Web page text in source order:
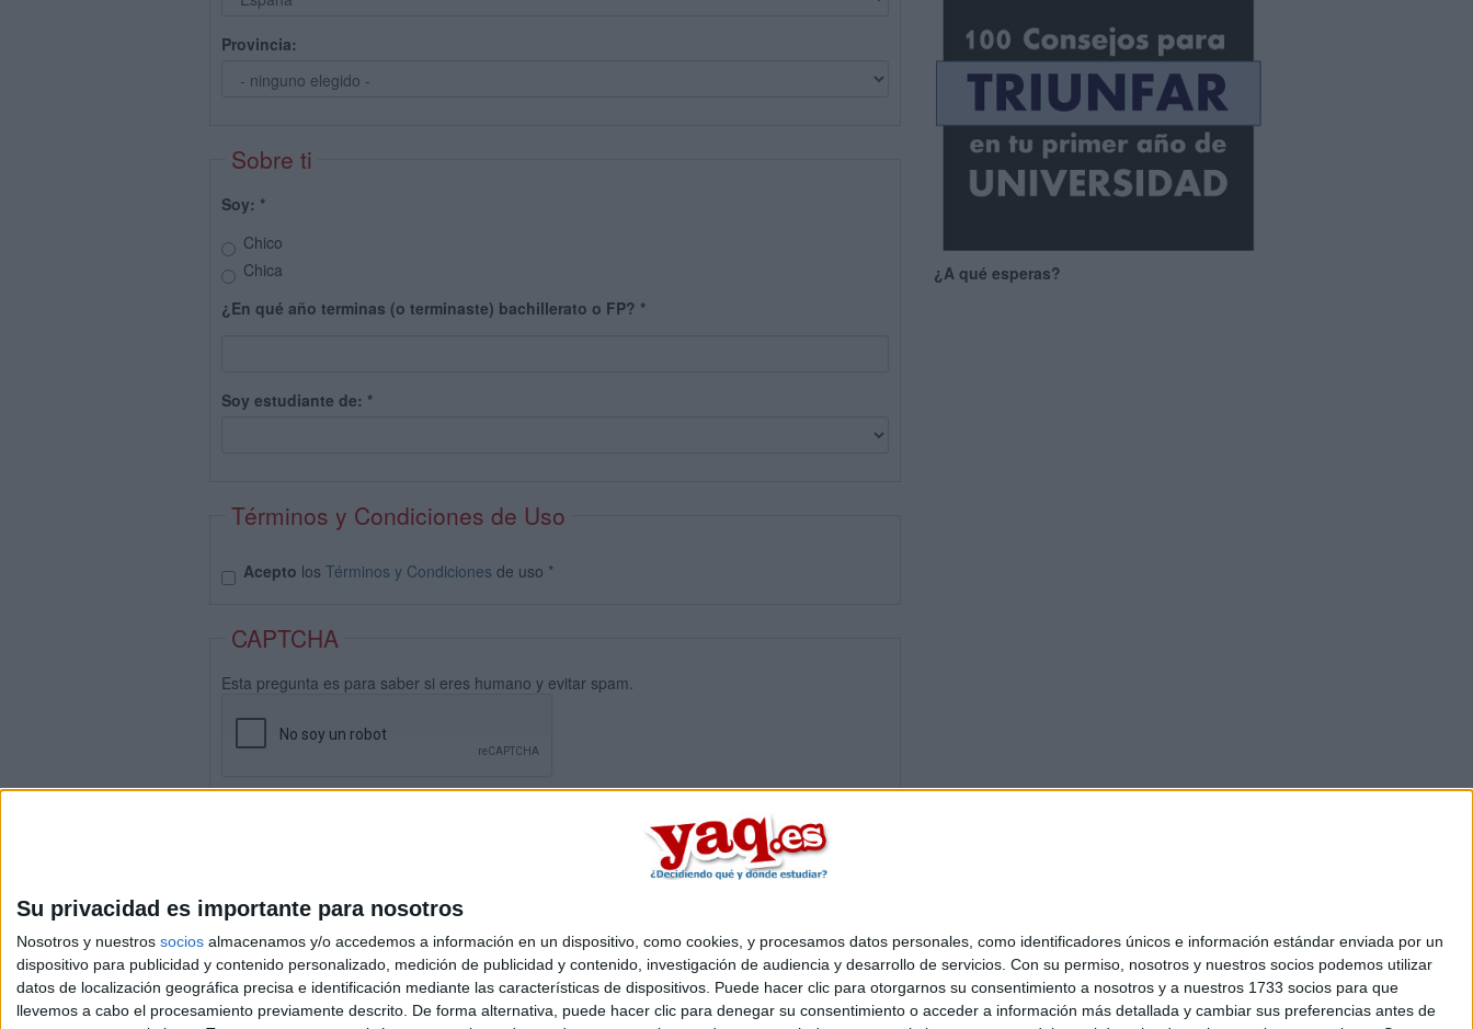
Su privacidad es importante para nosotros
Nosotros y nuestros socios almacenamos y/o accedemos a información en un dispositivo, como cookies, y procesamos datos personales, como identificadores únicos e información estándar enviada por un
dispositivo para publicidad y contenido personalizado, medición de publicidad y contenido, investigación de audiencia y desarrollo de servicios. Con su permiso, nosotros y nuestros socios podemos utilizar
datos de localización geográfica precisa e identificación mediante las características de dispositivos. Puede hacer clic para otorgarnos su consentimiento a nosotros y a nuestros 1733 socios para que
llevemos a cabo el procesamiento previamente descrito. De forma alternativa, puede hacer clic para denegar su consentimiento o acceder a información más detallada y cambiar sus preferencias antes de
Provincia:
Sobre ti
Soy: *
Chico
Chica
¿En qué año terminas (o terminaste) bachillerato o FP? *
Soy estudiante de: *
Términos y Condiciones de Uso
Acepto los Términos y Condiciones de uso *
CAPTCHA
Esta pregunta es para saber si eres humano y evitar spam.
¿A qué esperas?
Quiénes somos |Contactar| Anúnciate
Aviso legal|Politica de privacidad|Condiciones generales|Política de cookies